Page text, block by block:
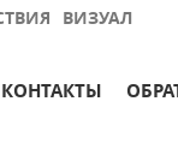
ВИЗУАЛ
КОНТАКТЫ